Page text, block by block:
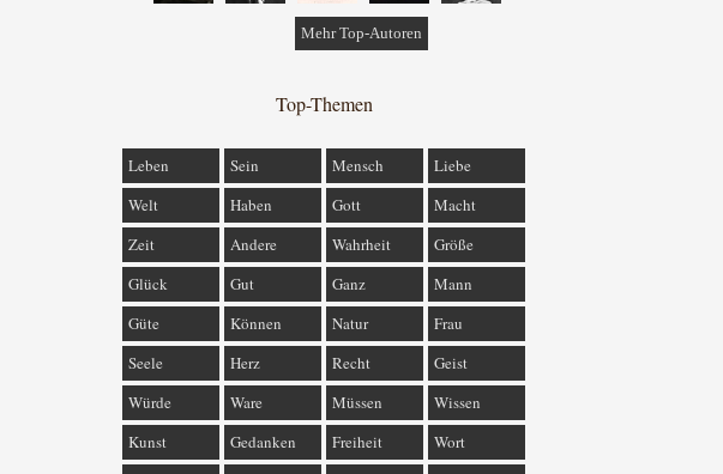
Mehr Top-Autoren
Top-Themen
Leben Sein Mensch
Liebe
Welt
Haben Gott
Macht
Zeit
Andere Wahrheit
Größe
Glück
Gut Ganz
Mann
Güte
Können Natur
Frau
Seele
Herz Recht
Geist
Würde
Ware Müssen
Wissen
Kunst
Gedanken Freiheit
Wort